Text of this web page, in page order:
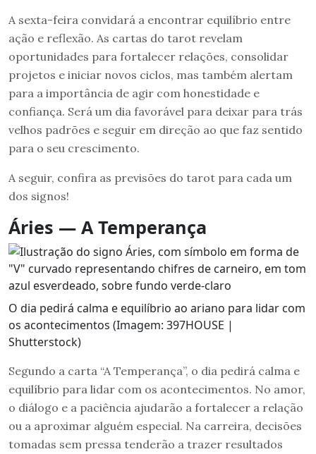
A sexta-feira convidará a encontrar equilíbrio entre
ação e reflexão. As cartas do tarot revelam
oportunidades para fortalecer relações, consolidar
projetos e iniciar novos ciclos, mas também alertam
para a importância de agir com honestidade e
confiança. Será um dia favorável para deixar para trás
velhos padrões e seguir em direção ao que faz sentido
para o seu crescimento.
A seguir, confira as previsões do tarot para cada um
dos signos!
Áries — A Temperança
O dia pedirá calma e equilíbrio ao ariano para lidar com
os acontecimentos (Imagem: 397HOUSE |
Shutterstock)
Segundo a carta “A Temperança”, o dia pedirá calma e
equilíbrio para lidar com os acontecimentos. No amor,
o diálogo e a paciência ajudarão a fortalecer a relação
ou a aproximar alguém especial. Na carreira, decisões
tomadas sem pressa tenderão a trazer resultados